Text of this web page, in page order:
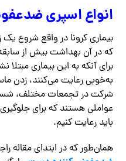
انواع اسپری
بیماری کرونا در واقع شروع
که در آن بهداشت بیش از
برای آنکه به این بیماری مبتلا
به‌خوبی رعایت می‌کنند، زدن
شرکت در تجمعات مختلف،
عواملی هستند که برای جلوگیری
باید رعایت کنیم.
همان‌طور که در ابتدای مقاله